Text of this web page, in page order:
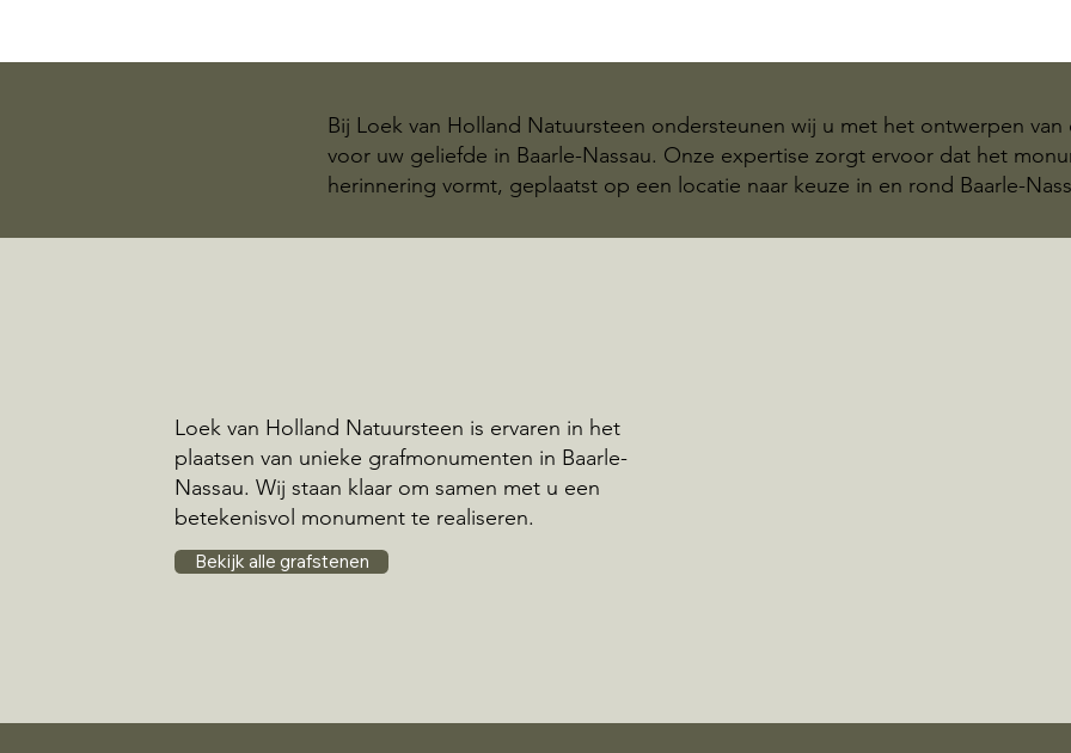
Bij Loek van Holland Natuursteen ondersteunen wij u met het ontwerpen
voor uw geliefde in Baarle-Nassau. Onze expertise zorgt ervoor dat het
herinnering vormt, geplaatst op een locatie naar keuze in en rond Baarle-
Loek van Holland Natuursteen is ervaren in het
plaatsen van unieke grafmonumenten in Baarle-
Nassau. Wij staan klaar om samen met u een
betekenisvol monument te realiseren.
Bekijk alle grafstenen